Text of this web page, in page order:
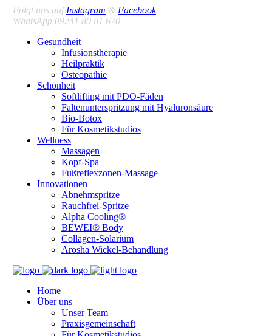
Folgt uns aufInstagram & Facebook
WhatsApp 09241 80 81 670
Gesundheit
Infusionstherapie
Heilpraktik
Osteopathie
Schönheit
Softlifting mit PDO-Fäden
Faltenunterspritzung mit Hyaluronsäure
Bio-Botox
Für Kosmetikstudios
Wellness
Massagen
Kopf-Spa
Fußreflexzonen-Massage
Innovationen
Abnehmspritze
Rauchfrei-Spritze
Alpha Cooling®
BEWEI® Body
Collagen-Solarium
Arosha Wickel-Behandlung
Home
Über uns
Unser Team
Praxisgemeinschaft